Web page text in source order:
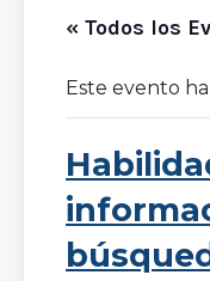
« Todos los
Este evento